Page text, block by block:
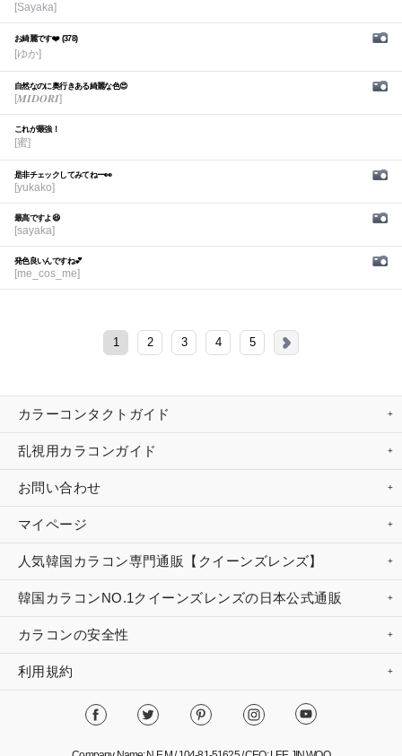
[Sayaka]
お綺麗です❤️ (378)
[ゆか]
自然なのに奥行きある綺麗な色😍
[𝑴𝑰𝑫𝑶𝑹𝑰]
これが最強！
[蜜]
是非チェックしてみてねー👀
[yukako]
最高ですよ😆
[sayaka]
発色良いんですね💕︎
[me_cos_me]
1 2 3 4 5
カラーコンタクトガイド
乱視用カラコンガイド
お問い合わせ
マイページ
人気韓国カラコン専門通販【クイーンズレンズ】
韓国カラコンNO.1クイーンズレンズの日本公式通販
カラコンの安全性
利用規約